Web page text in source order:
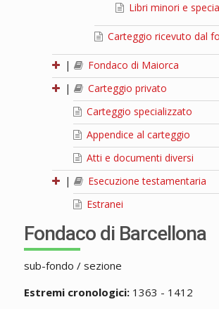
Libri minori e
Carteggio ricevuto dal
|
Fondaco di Maiorca
|
Carteggio privato
Carteggio specializzato
Appendice al carteggio
Atti e documenti diversi
|
Esecuzione testamentaria
Estranei
Fondaco di Barcellona
sub-fondo / sezione
Estremi cronologici:1363 - 1412